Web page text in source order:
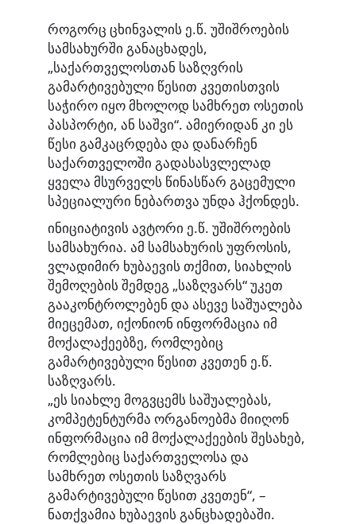
როგორც ცხინვალის ე.წ. უშიშროების
სამსახურში განაცხადეს,
„საქართველოსთან საზღვრის
გამარტივებული წესით კვეთისთვის
საჭირო იყო მხოლოდ სამხრეთ ოსეთის
პასპორტი, ან საშვი“. ამიერიდან კი ეს
წესი გამკაცრდება და დანარჩენ
საქართველოში გადასასვლელად
ყველა მსურველს წინასწარ გაცემული
სპეციალური ნებართვა უნდა ჰქონდეს.
ინიციატივის ავტორი ე.წ. უშიშროების
სამსახურია. ამ სამსახურის უფროსის,
ვლადიმირ ხუბაევის თქმით, სიახლის
შემოღების შემდეგ „საზღვარს“ უკეთ
გააკონტროლებენ და ასევე საშუალება
მიეცემათ, იქონიონ ინფორმაცია იმ
მოქალაქეებზე, რომლებიც
გამარტივებული წესით კვეთენ ე.წ.
საზღვარს.
„ეს სიახლე მოგვცემს საშუალებას,
კომპეტენტურმა ორგანოებმა მიიღონ
ინფორმაცია იმ მოქალაქეების შესახებ,
რომლებიც საქართველოსა და
სამხრეთ ოსეთის საზღვარს
გამარტივებული წესით კვეთენ“, –
ნათქვამია ხუბაევის განცხადებაში.